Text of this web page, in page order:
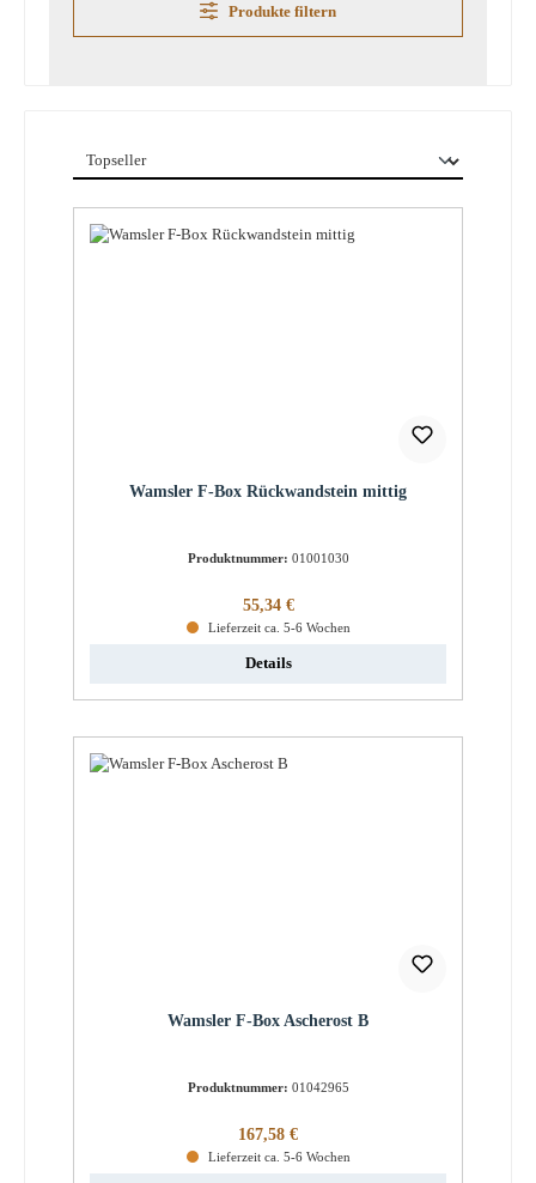
Produkte filtern
Wamsler F-Box Rückwandstein mittig
Produktnummer: 01001030
Regulärer Preis:
55,34 €
Lieferzeit ca. 5-6 Wochen
Details
Wamsler F-Box Ascherost B
Produktnummer: 01042965
Regulärer Preis:
167,58 €
Lieferzeit ca. 5-6 Wochen